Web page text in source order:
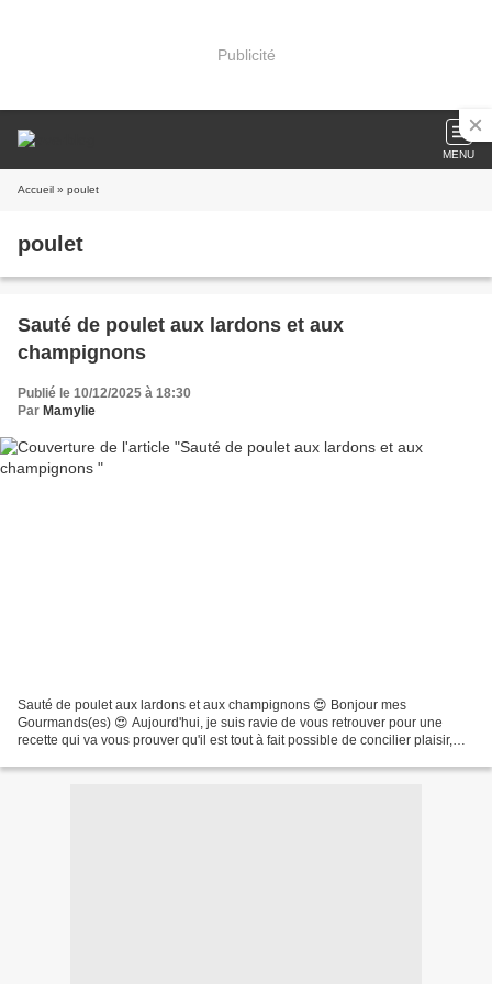
Publicité
MENU
Accueil » poulet
poulet
Sauté de poulet aux lardons et aux
champignons
Publié le 10/12/2025 à 18:30
Par Mamylie
Sauté de poulet aux lardons et aux champignons 😍 Bonjour mes
Gourmands(es) 😍 Aujourd'hui, je suis ravie de vous retrouver pour une
recette qui va vous prouver qu'il est tout à fait possible de concilier plaisir,